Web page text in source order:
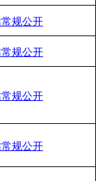
规公开
规公开
规公开
规公开